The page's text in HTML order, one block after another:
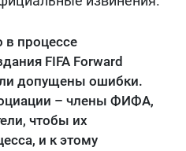
процессе
FIFA Forward
допущены ошибки.
– члены ФИФА,
чтобы их
и к этому